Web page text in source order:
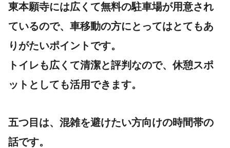
東本願寺には広くて無料の駐車場が用意され
ているので、車移動の方にとってはとてもあ
りがたいポイントです。
トイレも広くて清潔と評判なので、休憩スポ
ットとしても活用できます。
五つ目は、混雑を避けたい方向けの時間帯の
話です。